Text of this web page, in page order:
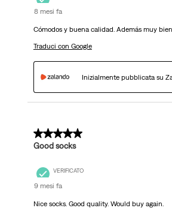
8 mesi fa
Cómodos y buena calidad. Además muy
Traduci con Google
Inizialmente pubblicata su
5 su 5 stelle.
Good socks
VERIFICATO
9 mesi fa
Nice socks. Good quality. Would buy again.